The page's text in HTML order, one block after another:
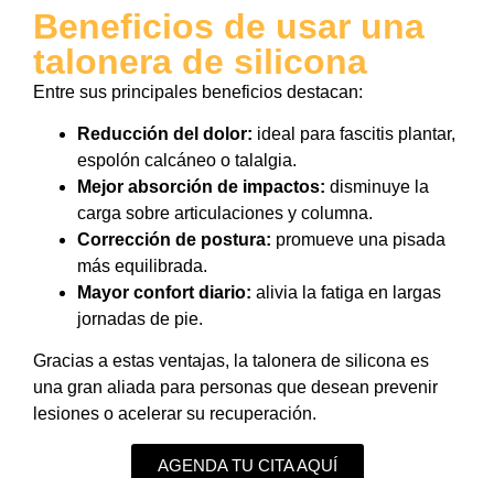
Beneficios de usar una
talonera de silicona
Entre sus principales beneficios destacan:
Reducción del dolor: ideal para fascitis plantar,
espolón calcáneo o talalgia.
Mejor absorción de impactos: disminuye la
carga sobre articulaciones y columna.
Corrección de postura: promueve una pisada
más equilibrada.
Mayor confort diario: alivia la fatiga en largas
jornadas de pie.
Gracias a estas ventajas, la talonera de silicona es
una gran aliada para personas que desean prevenir
lesiones o acelerar su recuperación.
AGENDA TU CITA AQUÍ